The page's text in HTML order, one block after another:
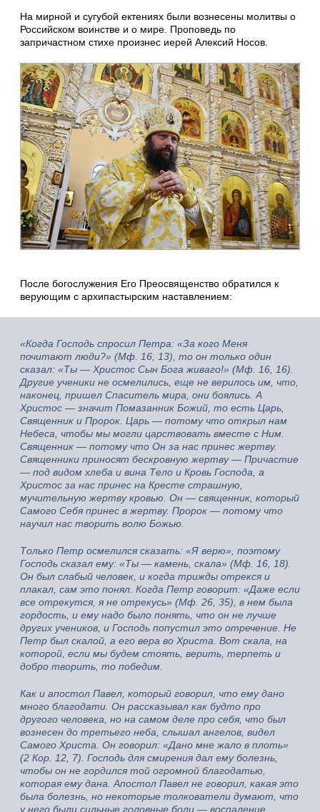
На мирной и сугубой ектениях были вознесены молитвы о
Российском воинстве и о мире. Проповедь по
запричастном стихе произнес иерей Алексий Носов.
После богослужения Его Преосвященство обратился к
верующим с архипастырским наставлением:
«Когда Господь спросил Петра: «За кого Меня
почитают люди?» (Мф. 16, 13), то он только один
сказал: «Ты — Христос Сын Бога живаго!» (Мф. 16, 16).
Другие ученики не осмелились, еще не верилось им, что,
наконец, пришел Спаситель мира, они боялись. А
Христос — значит Помазанник Божий, то есть Царь,
Священник и Пророк. Царь — потому что открыл нам
Небеса, чтобы мы могли царствовать вместе с Ним.
Священник — потому что Он за нас принес жертву.
Священники приносят бескровную жертву — Причастие
— под видом хлеба и вина Тело и Кровь Господа, а
Христос за нас принес на Кресте страшную,
мучительную жертву кровью. Он — священник, который
Самого Себя принес в жертву. Пророк — потому что
научил нас творить волю Божью.
Только Петр осмелился сказать: «Я верю», поэтому
Господь сказал ему: «Ты — камень, скала» (Мф. 16, 18).
Он был слабый человек, и когда трижды отрекся и
плакал, сам это понял. Когда Петр говорит: «Даже если
все отрекутся, я не отрекусь» (Мф. 26, 35), в нем была
гордость, и ему надо было понять, что он не лучше
других учеников, и Господь попустил это отречение. Не
Петр был скалой, а его вера во Христа. Вот скала, на
которой, если мы будем стоять, верить, терпеть и
добро творить, то победим.
Как и апостол Павел, который говорил, что ему дано
много благодати. Он рассказывал как будто про
другого человека, но на самом деле про себя, что был
вознесен до третьего неба, слышал ангелов, видел
Самого Христа. Он говорил: «Дано мне жало в плоть»
(2 Кор. 12, 7). Господь для смирения дал ему болезнь,
чтобы он не гордился той огромной благодатью,
которая ему дана. Апостол Павел не говорил, какая это
была болезнь, но некоторые толкователи думают, что
у него были сильные головные боли — воспаление